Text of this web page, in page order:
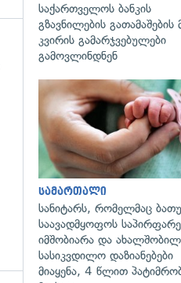
საქართველოს ბანკის
გზავნილების გათამაშების
კვირის გამარჯვებულები
გამოვლინდნენ
სამართალი
სანიტარს, რომელმაც
საავადმყოფოს
იმშობიარა და
სასიკვდილო დაზიანებები
მიაყენა, 4 წლით